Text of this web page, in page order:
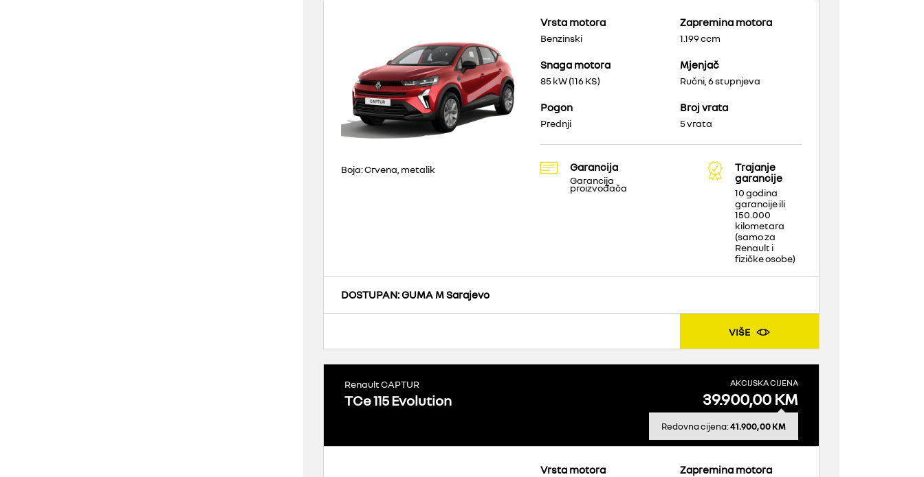
Boja: Crvena, metalik
Vrsta motora
Benzinski
Zapremina motora
1.199 ccm
Snaga motora
85 kW (116 KS)
Mjenjač
Ručni, 6 stupnjeva
Pogon
Prednji
Broj vrata
5 vrata
Garancija
Garancija
proizvođača
Trajanje
garancije
10 godina
garancije ili
150.000
kilometara
(samo za
Renault i
fizičke osobe)
DOSTUPAN: GUMA M Sarajevo
VIŠE
Renault CAPTUR
TCe 115 Evolution
AKCIJSKA CIJENA
39.900,00 KM
Redovna cijena:41.900,00 KM
Vrsta motora Zapremina motora